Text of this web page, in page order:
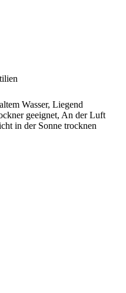
Wasser, Liegend
geeignet, An der Luft
in der Sonne trocknen